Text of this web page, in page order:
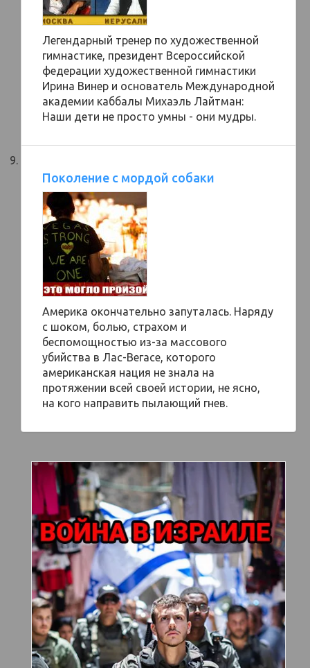
Легендарный тренер по художественной
гимнастике, президент Всероссийской
федерации художественной гимнастики
Ирина Винер и основатель Международной
академии каббалы Михаэль Лайтман:
Наши дети не просто умны - они мудры.
Поколение с мордой собаки
Америка окончательно запуталась. Наряду
с шоком, болью, страхом и
беспомощностью из-за массового
убийства в Лас-Вегасе, которого
американская нация не знала на
протяжении всей своей истории, не ясно,
на кого направить пылающий гнев.